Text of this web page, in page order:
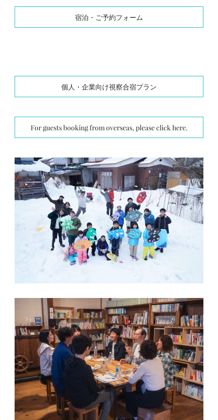
宿泊・ご予約フォーム
個人・企業向け視察合宿プラン
For guests booking from overseas, please click here.